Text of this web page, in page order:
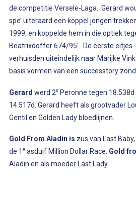
de competitie Versele-Laga. Gerard
spe’ uiteraard een koppel jongen
1999, en koppelde hem in die optiek
Beatrixdoffer 674/95’. De eerste eitjes
verhuisden uiteindelijk naar Marijke
basis vormen van een successtory
Gerard werd 2ePeronne tegen 18.538d
14.517d. Gerard heeft als grootvader
Gentil en Golden Lady bloedlijnen.
Gold From Aladin is zus van Last
de 1 easduif Million Dollar Race. Gold
Aladin en als moeder Last Lady.